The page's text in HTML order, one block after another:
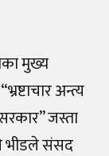
मुख्य
अन्त्य
जस्ता
भीडले संसद